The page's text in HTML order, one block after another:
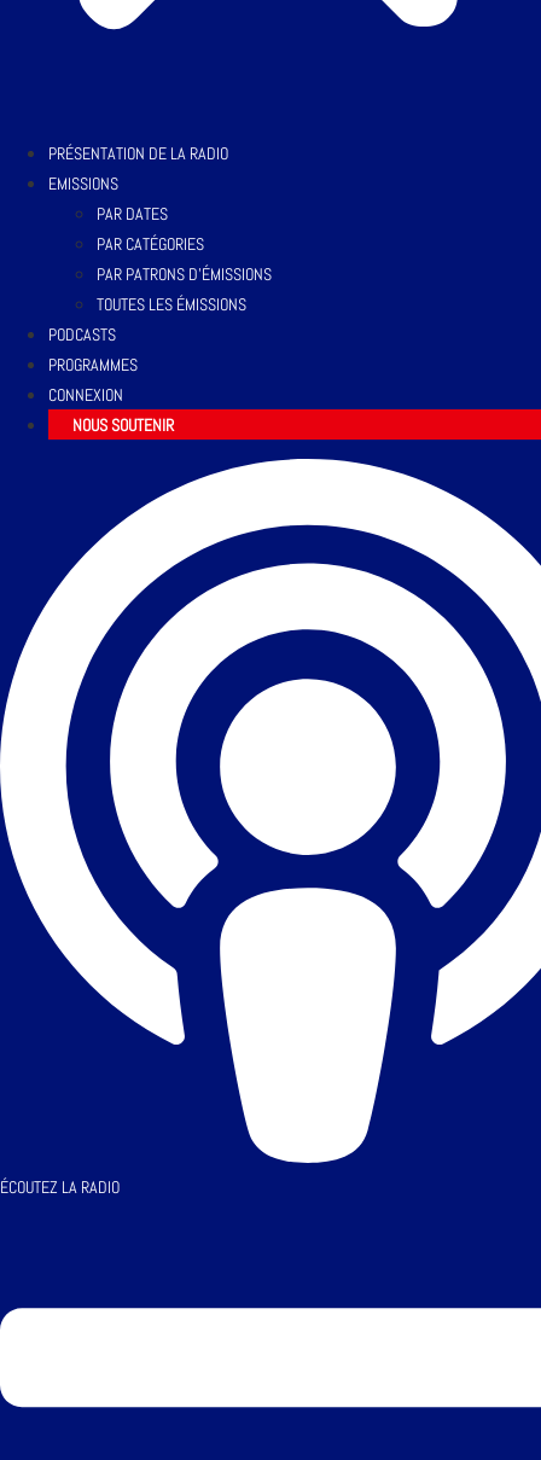
PRÉSENTATION DE LA RADIO
EMISSIONS
PAR DATES
PAR CATÉGORIES
PAR PATRONS D’ÉMISSIONS
TOUTES LES ÉMISSIONS
PODCASTS
PROGRAMMES
CONNEXION
NOUS SOUTENIR
ÉCOUTEZ LA RADIO